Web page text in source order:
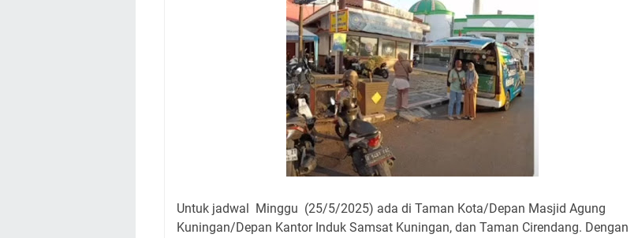
Untuk jadwal Minggu (25/5/2025) ada di Taman Kota/Depan Masjid Agung
Kuningan/Depan Kantor Induk Samsat Kuningan, dan Taman Cirendang. Dengan